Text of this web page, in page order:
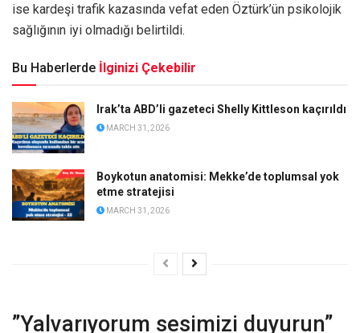
ise kardeşi trafik kazasında vefat eden Öztürk’ün psikolojik
sağlığının iyi olmadığı belirtildi.
Bu Haberlerde İlginizi Çekebilir
Irak’ta ABD’li gazeteci Shelly Kittleson kaçırıldı
MARCH 31, 2026
Boykotun anatomisi: Mekke’de toplumsal yok
etme stratejisi
MARCH 31, 2026
”Yalvarıyorum sesimizi duyurun”